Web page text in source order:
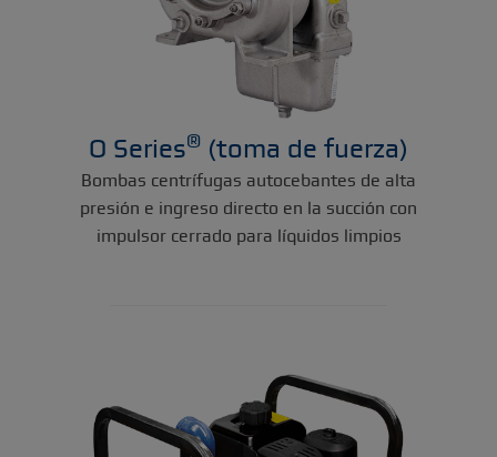
O Series® (toma de fuerza)
Bombas centrífugas autocebantes de alta
presión e ingreso directo en la succión con
impulsor cerrado para líquidos limpios